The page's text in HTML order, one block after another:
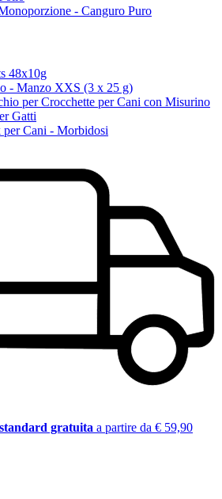
- Canguro Puro
48x10g
- Manzo XXS (3 x 25 g)
per Crocchette per Cani con Misurino
Gatti
Cani - Morbidosi
gratuita a partire da € 59,90